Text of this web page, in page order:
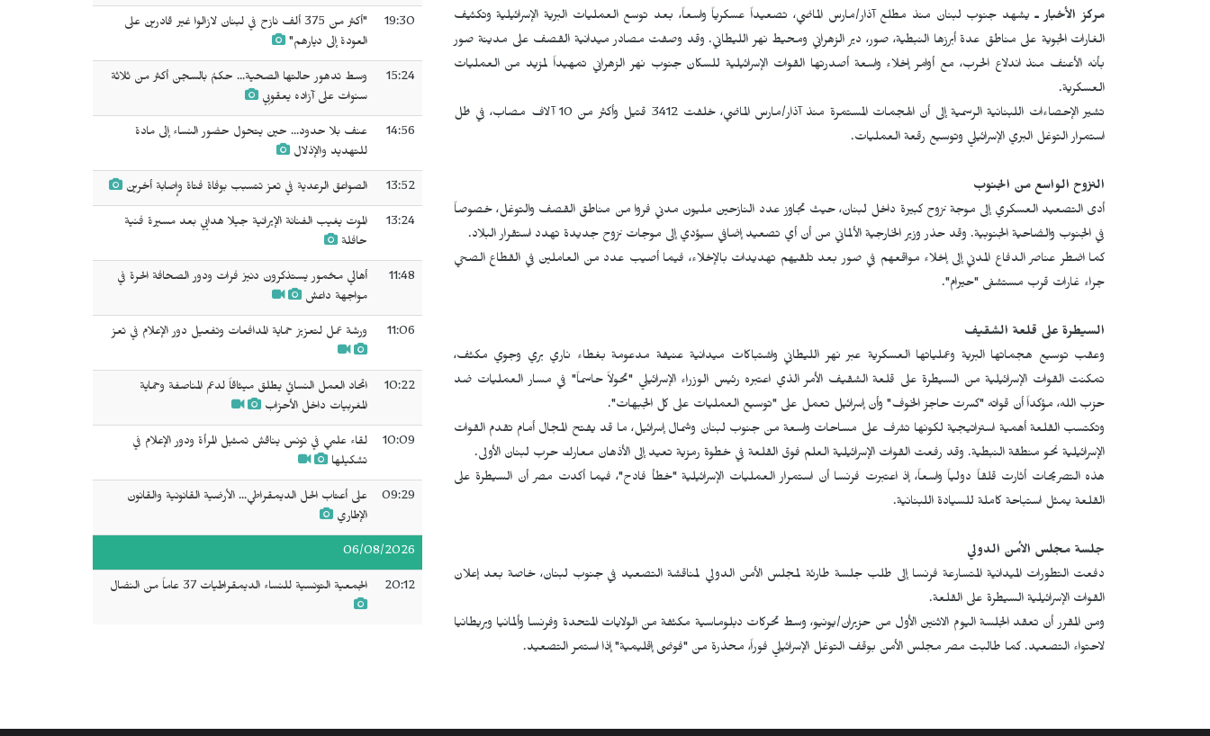
مركز الأخبار ـ يشهد جنوب لبنان منذ مطلع آذار/مارس الماضي، تصعيداً عسكرياً واسعاً، بعد توسع العمليات البرية الإسرائيلية وتكثيف
الغارات الجوية على مناطق عدة أبرزها النبطية، صور، دير الزهراني ومحيط نهر الليطاني. وقد وصفت مصادر ميدانية القصف على مدينة صور
بأنه الأعنف منذ اندلاع الحرب، مع أوامر إخلاء واسعة أصدرتها القوات الإسرائيلية للسكان جنوب نهر الزهراني تمهيداً لمزيد من العمليات
العسكرية.
تشير الإحصاءات اللبنانية الرسمية إلى أن الهجمات المستمرة منذ آذار/مارس الماضي، خلفت 3412 قتيل وأكثر من 10 آلاف مصاب، في ظل
استمرار التوغل البري الإسرائيلي وتوسيع رقعة العمليات.
النزوح الواسع من الجنوب
أدى التصعيد العسكري إلى موجة نزوح كبيرة داخل لبنان، حيث تجاوز عدد النازحين مليون مدني فروا من مناطق القصف والتوغل، خصوصاً
في الجنوب والضاحية الجنوبية. وقد حذر وزير الخارجية الألماني من أن أي تصعيد إضافي سيؤدي إلى موجات نزوح جديدة تهدد استقرار البلاد.
كما اضطر عناصر الدفاع المدني إلى إخلاء مواقعهم في صور بعد تلقيهم تهديدات بالإخلاء، فيما أصيب عدد من العاملين في القطاع الصحي
جراء غارات قرب مستشفى "حيرام".
السيطرة على قلعة الشقيف
وعقب توسيع هجماتها البرية وعملياتها العسكرية عبر نهر الليطاني واشتباكات ميدانية عنيفة مدعومة بغطاء ناري بري وجوي مكثف،
تمكنت القوات الإسرائيلية من السيطرة على قلعة الشقيف الأمر الذي اعتبره رئيس الوزراء الإسرائيلي "تحولاً حاسماً" في مسار العمليات ضد
حزب الله، مؤكداً أن قواته "كسرت حاجز الخوف" وأن إسرائيل تعمل على "توسيع العمليات على كل الجبهات".
وتكتسب القلعة أهمية استراتيجية لكونها تشرف على مساحات واسعة من جنوب لبنان وشمال إسرائيل، ما قد يفتح المجال أمام تقدم القوات
الإسرائيلية نحو منطقة النبطية. وقد رفعت القوات الإسرائيلية العلم فوق القلعة في خطوة رمزية تعيد إلى الأذهان معارك حرب لبنان الأولى.
هذه التصريحات أثارت قلقاً دولياً واسعاً، إذ اعتبرت فرنسا أن استمرار العمليات الإسرائيلية "خطأ فادح"، فيما أكدت مصر أن السيطرة على
القلعة يمثل استباحة كاملة للسيادة اللبنانية.
جلسة مجلس الأمن الدولي
دفعت التطورات الميدانية المتسارعة فرنسا إلى طلب جلسة طارئة لمجلس الأمن الدولي لمناقشة التصعيد في جنوب لبنان، خاصة بعد إعلان
القوات الإسرائيلية السيطرة على القلعة.
ومن المقرر أن تعقد الجلسة اليوم الاثنين الأول من حزيران/يونيو، وسط تحركات دبلوماسية مكثفة من الولايات المتحدة وفرنسا وألمانيا وبريطانيا
لاحتواء التصعيد. كما طالبت مصر مجلس الأمن بوقف التوغل الإسرائيلي فوراً، محذرة من "فوضى إقليمية" إذا استمر التصعيد.
19:30
"أكثر من 375 ألف نازح في لبنان لازالوا غير قادرين على
العودة إلى ديارهم"
15:24
وسط تدهور حالتها الصحية... حكمٌ بالسجن ‌‌‌أكثر من ثلاثة
سنوات على آزاده يعقوبي
14:56
عنف بلا حدود... حين يتحول حضور النساء إلى مادة
للتهديد والإذلال
13:52 الصواعق الرعدية في تعز تتسبب بوفاة فتاة وإصابة أخرين
13:24
الموت يغيب الفنانة الإيرانية جيلا هدايي بعد مسيرة فنية
حافلة
11:48
أهالي مخمور يستذكرون دنيز فرات ودور الصحافة الحرة في
مواجهة داعش
11:06 ورشة عمل لتعزيز حماية المدافعات وتفعيل دور الإعلام في تعز
10:22
اتحاد العمل النسائي يطلق ميثاقاً لدعم المناصفة وحماية
المغربيات داخل الأحزاب
10:09
لقاء علمي في تونس يناقش تمثيل المرأة ودور الإعلام في
تشكيلها
09:29
على أعتاب الحل الديمقراطي... الأرضية القانونية والقانون
الإطاري
06/08/2026
20:12 الجمعية التونسية للنساء الديمقراطيات 37 عاماً من النضال